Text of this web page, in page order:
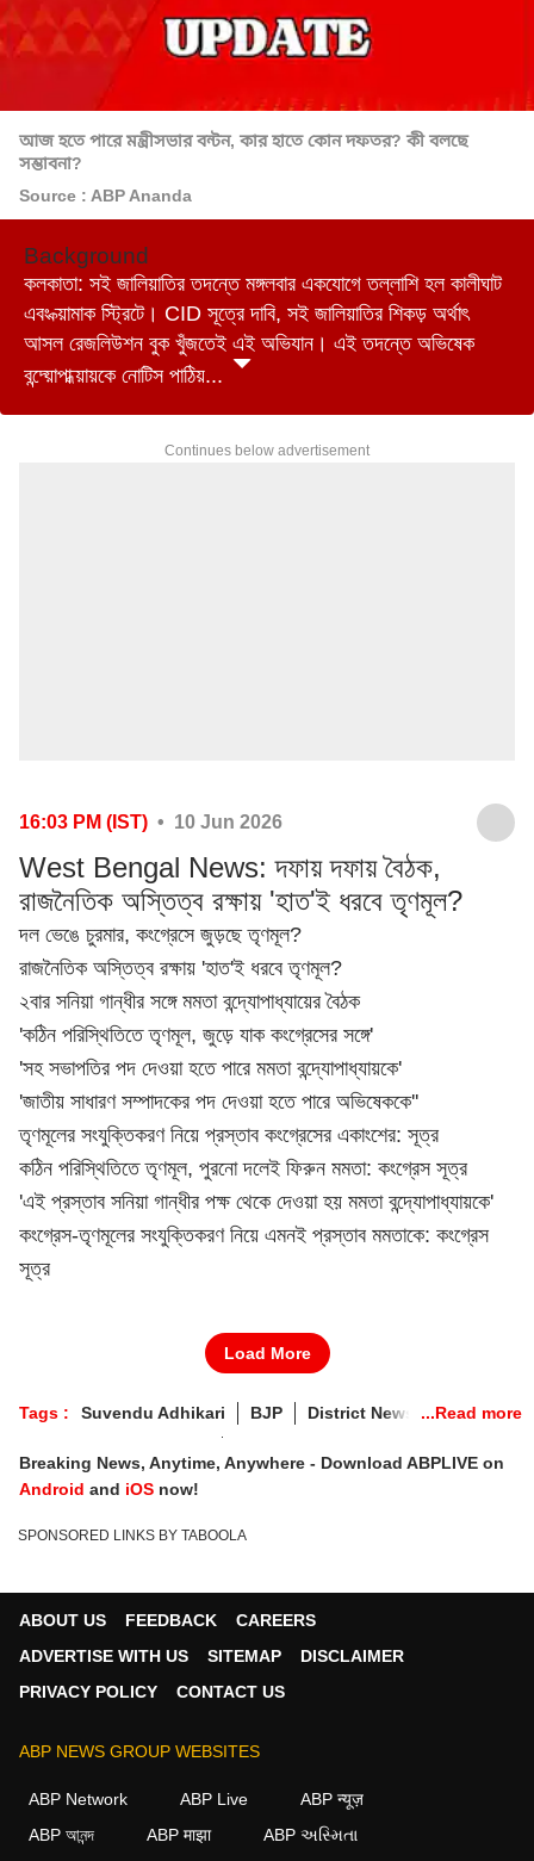
আজ হতে পারে মন্ত্রীসভার বন্টন, কার হাতে কোন দফতর? কী বলছে
সম্ভাবনা?
Source : ABP Ananda
Background
কলকাতা: সই জালিয়াতির তদন্তে মঙ্গলবার একযোগে তল্লাশি হল কালীঘাট
এবং ক্য়ামাক স্ট্রিটে। CID সূত্রে দাবি, সই জালিয়াতির শিকড় অর্থাৎ
আসল রেজলিউশন বুক খুঁজতেই এই অভিযান। এই তদন্তে অভিষেক
বন্দ্য়োপাধ্য়ায়কে নোটিস পাঠিয়...
Continues below advertisement
16:03 PM (IST) • 10 Jun 2026
West Bengal News: দফায় দফায় বৈঠক,
রাজনৈতিক অস্তিত্ব রক্ষায় 'হাত'ই ধরবে তৃণমূল?
দল ভেঙে চুরমার, কংগ্রেসে জুড়ছে তৃণমূল?
রাজনৈতিক অস্তিত্ব রক্ষায় 'হাত'ই ধরবে তৃণমূল?
২বার সনিয়া গান্ধীর সঙ্গে মমতা বন্দ্যোপাধ্যায়ের বৈঠক
'কঠিন পরিস্থিতিতে তৃণমূল, জুড়ে যাক কংগ্রেসের সঙ্গে'
'সহ সভাপতির পদ দেওয়া হতে পারে মমতা বন্দ্যোপাধ্যায়কে'
'জাতীয় সাধারণ সম্পাদকের পদ দেওয়া হতে পারে অভিষেককে''
তৃণমূলের সংযুক্তিকরণ নিয়ে প্রস্তাব কংগ্রেসের একাংশের: সূত্র
কঠিন পরিস্থিতিতে তৃণমূল, পুরনো দলেই ফিরুন মমতা: কংগ্রেস সূত্র
'এই প্রস্তাব সনিয়া গান্ধীর পক্ষ থেকে দেওয়া হয় মমতা বন্দ্যোপাধ্যায়কে'
কংগ্রেস-তৃণমূলের সংযুক্তিকরণ নিয়ে এমনই প্রস্তাব মমতাকে: কংগ্রেস
সূত্র
Load More
Tags : Suvendu Adhikari BJP
District News
Breaking News, Anytime, Anywhere - Download ABPLIVE on
Android and iOS now!
SPONSORED LINKS BY TABOOLA
ABOUT US FEEDBACK
CAREERS
ADVERTISE WITH US
SITEMAP
DISCLAIMER
PRIVACY POLICY
CONTACT US
ABP NEWS GROUP WEBSITES
ABP Network ABP Live
ABP न्यूज़
ABP আনন্দ
ABP माझा ABP અસ્મિતા